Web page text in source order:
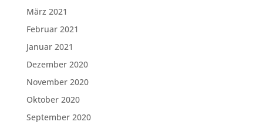
März 2021
Februar 2021
Januar 2021
Dezember 2020
November 2020
Oktober 2020
September 2020